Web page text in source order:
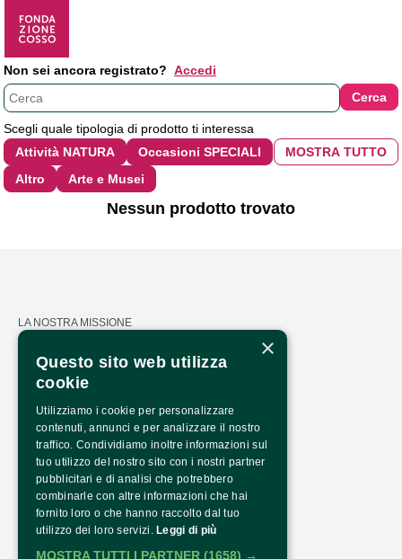
Non sei ancora registrato? Accedi
Scegli quale tipologia di prodotto ti interessa
Nessun prodotto trovato
LA NOSTRA MISSIONE
PRESS AREA
TRASPARENZA
PTRASPARENZA NRR - NEXTGENERATIONEU
COME ARRIVARE
ORARI E COSTI
CONTATTI
×
Questo sito web utilizza
cookie
Utilizziamo i cookie per personalizzare
contenuti, annunci e per analizzare il nostro
traffico. Condividiamo inoltre informazioni sul
tuo utilizzo del nostro sito con i nostri partner
pubblicitari e di analisi che potrebbero
combinarle con altre informazioni che hai
fornito loro o che hanno raccolto dal tuo
utilizzo dei loro servizi. Leggi di più
MOSTRA TUTTI I PARTNER (1658) →